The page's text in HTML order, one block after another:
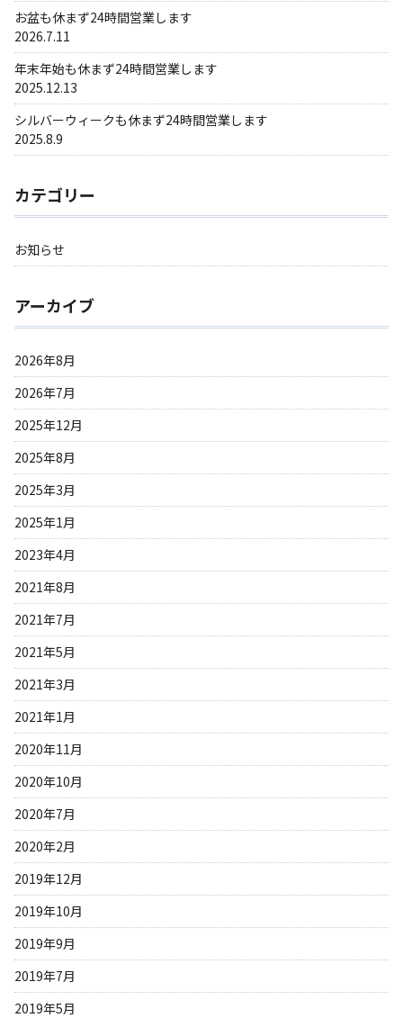
お盆も休まず24時間営業します
2026.7.11
年末年始も休まず24時間営業します
2025.12.13
シルバーウィークも休まず24時間営業します
2025.8.9
カテゴリー
お知らせ
アーカイブ
2026年8月
2026年7月
2025年12月
2025年8月
2025年3月
2025年1月
2023年4月
2021年8月
2021年7月
2021年5月
2021年3月
2021年1月
2020年11月
2020年10月
2020年7月
2020年2月
2019年12月
2019年10月
2019年9月
2019年7月
2019年5月